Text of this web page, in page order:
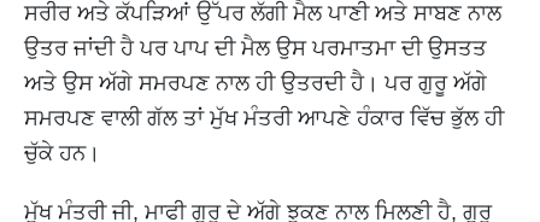
ਸਰੀਰ ਅਤੇ ਕੱਪੜਿਆਂ ਉੱਪਰ ਲੱਗੀ ਮੈਲ ਪਾਣੀ ਅਤੇ ਸਾਬਣ ਨਾਲ
ਉਤਰ ਜਾਂਦੀ ਹੈ ਪਰ ਪਾਪ ਦੀ ਮੈਲ ਉਸ ਪਰਮਾਤਮਾ ਦੀ ਉਸਤਤ
ਅਤੇ ਉਸ ਅੱਗੇ ਸਮਰਪਣ ਨਾਲ ਹੀ ਉਤਰਦੀ ਹੈ। ਪਰ ਗੁਰੂ ਅੱਗੇ
ਸਮਰਪਣ ਵਾਲੀ ਗੱਲ ਤਾਂ ਮੁੱਖ ਮੰਤਰੀ ਆਪਣੇ ਹੰਕਾਰ ਵਿੱਚ ਭੁੱਲ ਹੀ
ਚੁੱਕੇ ਹਨ।
ਮੁੱਖ ਮੰਤਰੀ ਜੀ, ਮਾਫੀ ਗੁਰੂ ਦੇ ਅੱਗੇ ਝੁਕਣ ਨਾਲ ਮਿਲਣੀ ਹੈ, ਗੁਰੂ